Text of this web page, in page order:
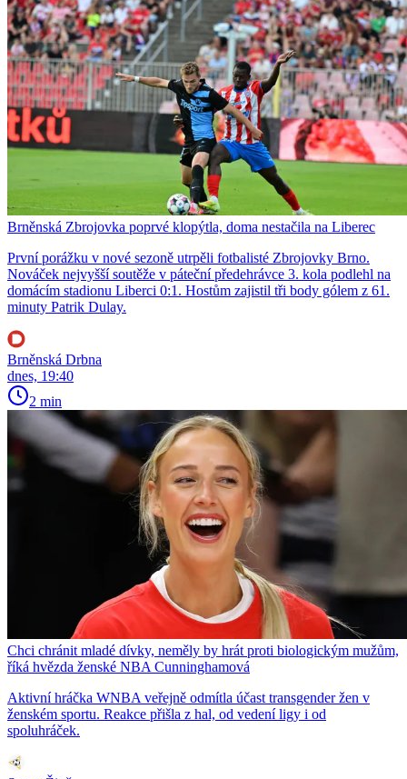
Brněnská Zbrojovka poprvé klopýtla, doma nestačila na Liberec
První porážku v nové sezoně utrpěli fotbalisté Zbrojovky Brno.
Nováček nejvyšší soutěže v páteční předehrávce 3. kola podlehl na
domácím stadionu Liberci 0:1. Hostům zajistil tři body gólem z 61.
minuty Patrik Dulay.
Brněnská Drbna
dnes, 19:40
2 min
Chci chránit mladé dívky, neměly by hrát proti biologickým mužům,
říká hvězda ženské NBA Cunninghamová
Aktivní hráčka WNBA veřejně odmítla účast transgender žen v
ženském sportu. Reakce přišla z hal, od vedení ligy i od
spoluhráček.